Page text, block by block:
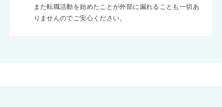
また転職活動を始めたことが外部に漏れることも一切あ
りませんのでご安心ください。